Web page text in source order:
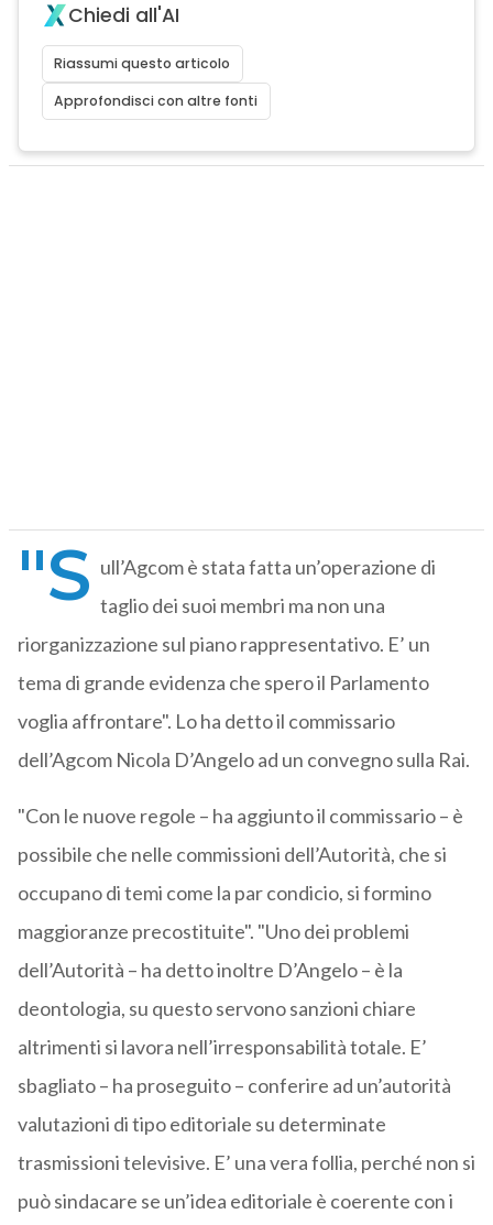
Chiedi all'AI
Riassumi questo articolo
Approfondisci con altre fonti
"S ull’Agcom è stata fatta un’operazione di
taglio dei suoi membri ma non una
riorganizzazione sul piano rappresentativo. E’ un
tema di grande evidenza che spero il Parlamento
voglia affrontare". Lo ha detto il commissario
dell’Agcom Nicola D’Angelo ad un convegno sulla Rai.
"Con le nuove regole – ha aggiunto il commissario – è
possibile che nelle commissioni dell’Autorità, che si
occupano di temi come la par condicio, si formino
maggioranze precostituite". "Uno dei problemi
dell’Autorità – ha detto inoltre D’Angelo – è la
deontologia, su questo servono sanzioni chiare
altrimenti si lavora nell’irresponsabilità totale. E’
sbagliato – ha proseguito – conferire ad un’autorità
valutazioni di tipo editoriale su determinate
trasmissioni televisive. E’ una vera follia, perché non si
può sindacare se un’idea editoriale è coerente con i